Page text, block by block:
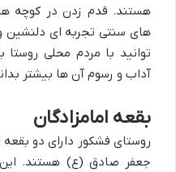
هستند. قدم زدن در کوچه
های سنتی تجربه ای
توانید با مردم محلی روستا
آداب و رسوم آن ها بیشتر
بقعه امامزادگان
روستای فشکور دارای دو بقعه
جعفر صادق (ع) هستند.